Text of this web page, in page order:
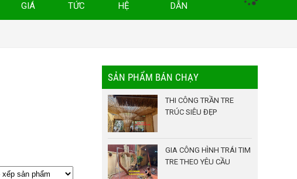
GIÁ
TỨC
HỆ
DẪN
SẢN PHẨM BÁN CHẠY
THI CÔNG TRẦN TRE
TRÚC SIÊU ĐẸP
GIA CÔNG HÌNH TRÁI TIM
TRE THEO YÊU CẦU